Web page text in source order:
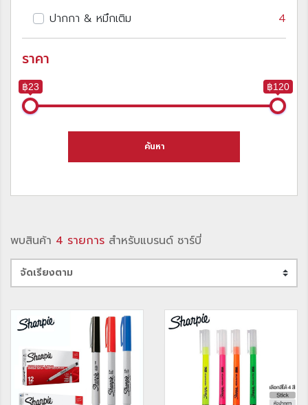
ปากกา & หมึกเติม 4
ราคา
฿23 ฿120
ค้นหา
พบสินค้า 4 รายการ สำหรับแบรนด์ ซาร์บี่